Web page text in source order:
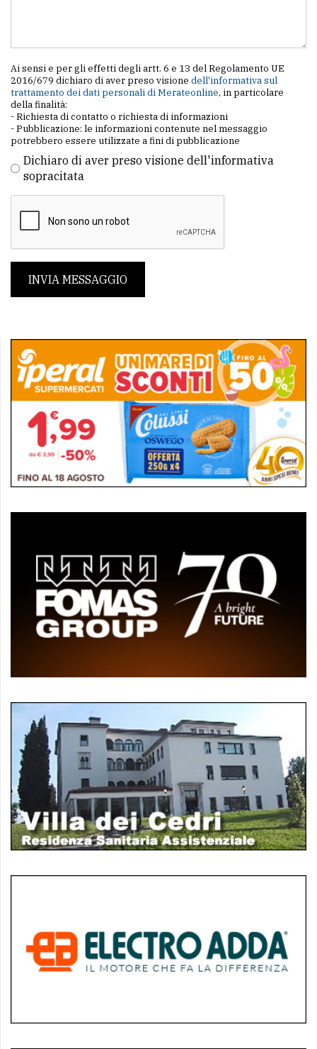
Ai sensi e per gli effetti degli artt. 6 e 13 del Regolamento UE
2016/679 dichiaro di aver preso visione dell'informativa sul
trattamento dei dati personali di Merateonline, in particolare
della finalità:
- Richiesta di contatto o richiesta di informazioni
- Pubblicazione: le informazioni contenute nel messaggio
potrebbero essere utilizzate a fini di pubblicazione
Dichiaro di aver preso visione dell'informativa
sopracitata
INVIA MESSAGGIO